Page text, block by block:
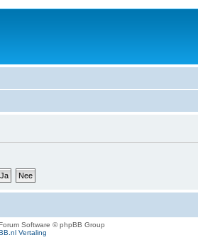
Software © phpBB Group
Vertaling